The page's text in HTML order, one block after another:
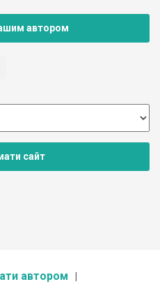
автором
сайт
автором